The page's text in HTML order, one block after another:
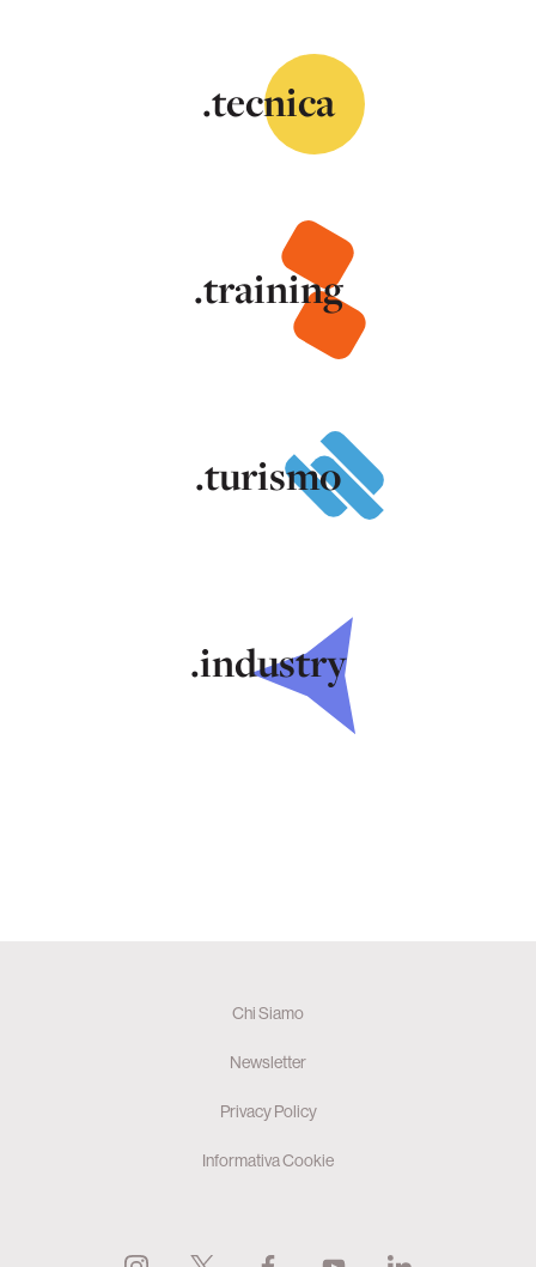
.tecnica
.training
.turismo
.industry
Chi Siamo
Newsletter
Privacy Policy
Informativa Cookie